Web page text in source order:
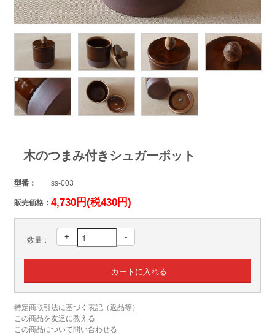
木のつまみ付きシュガーポット
型番： ss-003
販売価格： 4,730円(税430円)
数量： + -
特定商取引法に基づく表記（返品等）
この商品を友達に教える
この商品について問い合わせる